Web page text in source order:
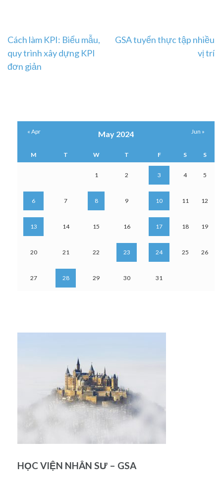
Post
navigation
Cách làm KPI: Biểu mẫu,
quy trình xây dựng KPI
đơn giản
GSA tuyển thực tập nhiều
vị trí
May 2024
M T W T F S S
1 2 3 4 5
6 7 8 9 10 11 12
13 14 15 16 17 18 19
20 21 22 23 24 25 26
27 28 29 30 31
« Apr Jun »
HỌC VIỆN NHÂN SƯ – GSA